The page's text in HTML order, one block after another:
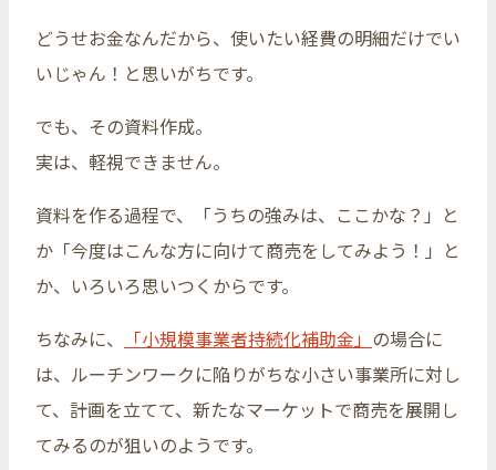
どうせお金なんだから、使いたい経費の明細だけでい
いじゃん！と思いがちです。
でも、その資料作成。
実は、軽視できません。
資料を作る過程で、「うちの強みは、ここかな？」と
か「今度はこんな方に向けて商売をしてみよう！」と
か、いろいろ思いつくからです。
ちなみに、
「小規模事業者持続化補助金」 の場合に
は、ルーチンワークに陥りがちな小さい事業所に対し
て、計画を立てて、新たなマーケットで商売を展開し
てみるのが狙いのようです。